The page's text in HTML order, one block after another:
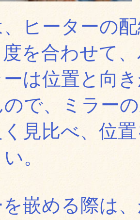
ヒーターの
を合わせて
は位置と向
ので、ミラー
見比べ、位
。
嵌める際は